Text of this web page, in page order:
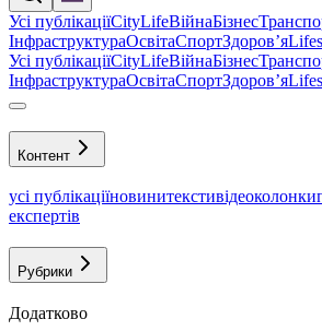
Усі публікаціїCityLifeВійнаБізнес
ІнфраструктураОсвітаСпортЗдоровʼя
Усі публікаціїCityLifeВійнаБізнес
ІнфраструктураОсвітаСпортЗдоровʼя
Контент
усі публікаціїновинитекстивідеоколонки
експертів
Рубрики
Додатково